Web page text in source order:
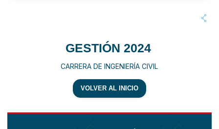
GESTIÓN 2024
CARRERA DE INGENIERÍA CIVIL
VOLVER AL INICIO